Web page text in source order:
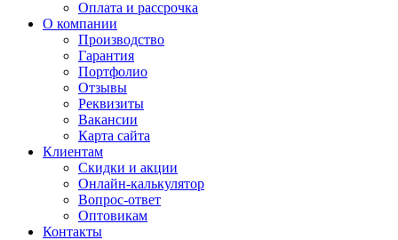
Оплата и рассрочка
О компании
Производство
Гарантия
Портфолио
Отзывы
Реквизиты
Вакансии
Карта сайта
Клиентам
Скидки и акции
Онлайн-калькулятор
Вопрос-ответ
Оптовикам
Контакты